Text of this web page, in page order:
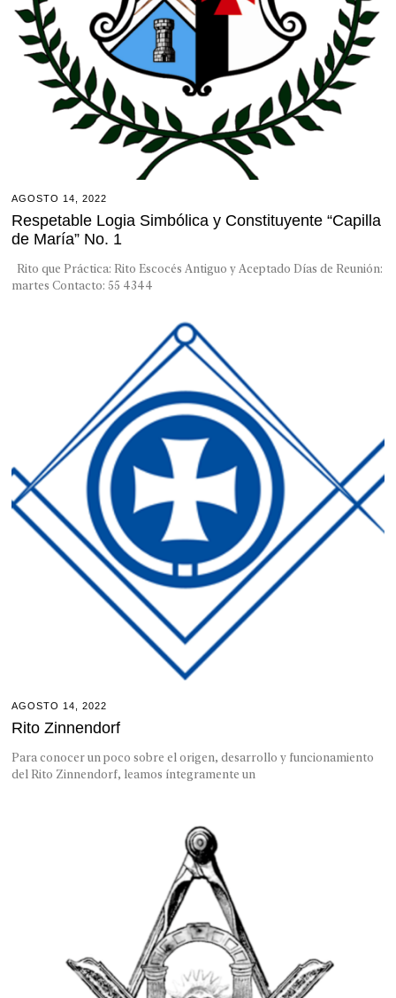
AGOSTO 14, 2022
Respetable Logia Simbólica y Constituyente “Capilla
de María” No. 1
Rito que Práctica: Rito Escocés Antiguo y Aceptado Días de Reunión:
martes Contacto: 55 4344
AGOSTO 14, 2022
Rito Zinnendorf
Para conocer un poco sobre el origen, desarrollo y funcionamiento
del Rito Zinnendorf, leamos íntegramente un